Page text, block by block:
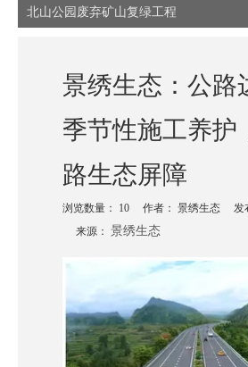
北山公园废弃矿山复绿工程
景绣生态：公路
季节性施工养护
路生态屏障
浏览数量： 10 作者： 景绣生态 发
来源： 景绣生态